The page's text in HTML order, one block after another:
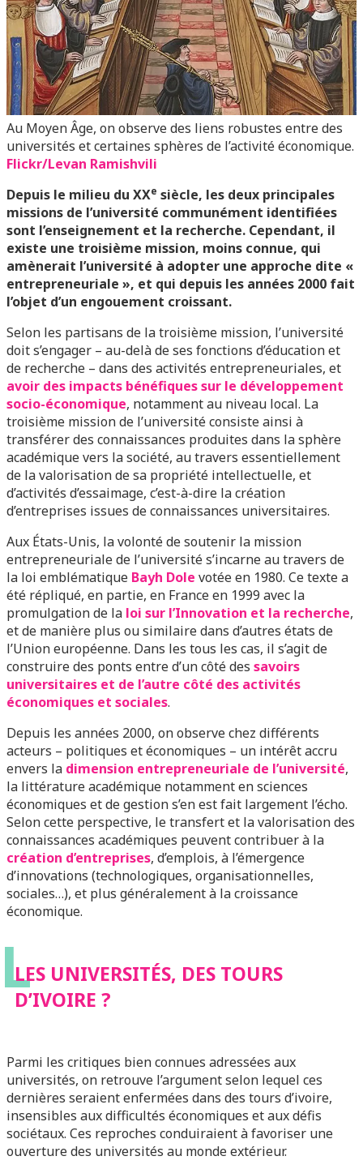
Au Moyen Âge, on observe des liens robustes entre des
universités et certaines sphères de l’activité économique.
Flickr/Levan Ramishvili
Depuis le milieu du XXe siècle, les deux principales
missions de l’université communément identifiées
sont l’enseignement et la recherche. Cependant, il
existe une troisième mission, moins connue, qui
amènerait l’université à adopter une approche dite «
entrepreneuriale », et qui depuis les années 2000 fait
l’objet d’un engouement croissant.
Selon les partisans de la troisième mission, l’université
doit s’engager – au-delà de ses fonctions d’éducation et
de recherche – dans des activités entrepreneuriales, et
avoir des impacts bénéfiques sur le développement
socio-économique, notamment au niveau local. La
troisième mission de l’université consiste ainsi à
transférer des connaissances produites dans la sphère
académique vers la société, au travers essentiellement
de la valorisation de sa propriété intellectuelle, et
d’activités d’essaimage, c’est-à-dire la création
d’entreprises issues de connaissances universitaires.
Aux États-Unis, la volonté de soutenir la mission
entrepreneuriale de l’université s’incarne au travers de
la loi emblématique Bayh Dole votée en 1980. Ce texte a
été répliqué, en partie, en France en 1999 avec la
promulgation de la loi sur l’Innovation et la recherche,
et de manière plus ou similaire dans d’autres états de
l’Union européenne. Dans les tous les cas, il s’agit de
construire des ponts entre d’un côté des savoirs
universitaires et de l’autre côté des activités
économiques et sociales.
Depuis les années 2000, on observe chez différents
acteurs – politiques et économiques – un intérêt accru
envers la dimension entrepreneuriale de l’université,
la littérature académique notamment en sciences
économiques et de gestion s’en est fait largement l’écho.
Selon cette perspective, le transfert et la valorisation des
connaissances académiques peuvent contribuer à la
création d’entreprises, d’emplois, à l’émergence
d’innovations (technologiques, organisationnelles,
sociales…), et plus généralement à la croissance
économique.
L
LES UNIVERSITÉS, DES TOURS
D’IVOIRE ?
Parmi les critiques bien connues adressées aux
universités, on retrouve l’argument selon lequel ces
dernières seraient enfermées dans des tours d’ivoire,
insensibles aux difficultés économiques et aux défis
sociétaux. Ces reproches conduiraient à favoriser une
ouverture des universités au monde extérieur.